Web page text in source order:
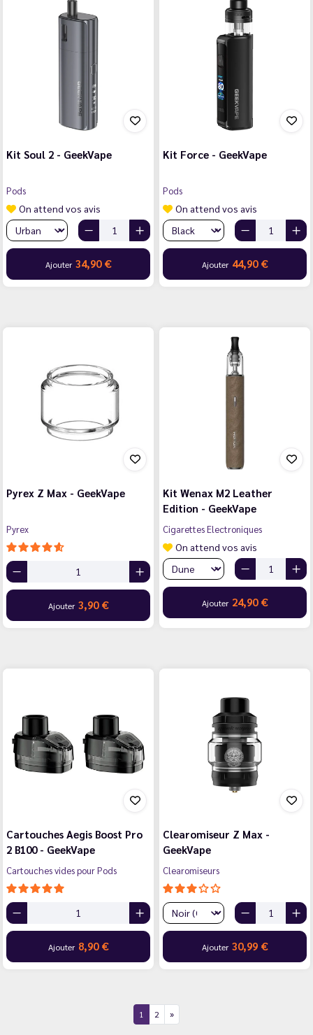
Kit Soul 2 - GeekVape
Pods
On attend vos avis
Ajouter 34,90 €
Kit Force - GeekVape
Pods
On attend vos avis
Ajouter 44,90 €
Pyrex Z Max - GeekVape
Pyrex
Ajouter 3,90 €
Kit Wenax M2 Leather
Edition - GeekVape
Cigarettes Electroniques
On attend vos avis
Ajouter 24,90 €
Cartouches Aegis Boost Pro
2 B100 - GeekVape
Cartouches vides pour Pods
Ajouter 8,90 €
Clearomiseur Z Max -
GeekVape
Clearomiseurs
Ajouter 30,99 €
1 2